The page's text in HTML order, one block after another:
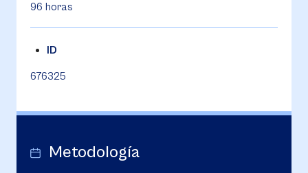
96 horas
ID
676325
Metodología